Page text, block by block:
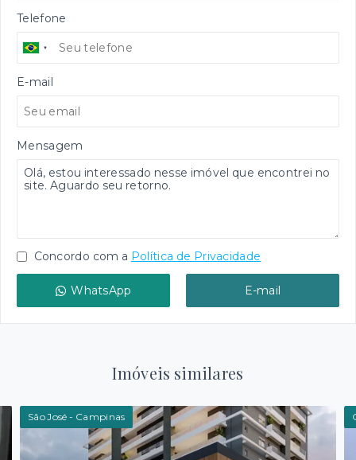
Telefone
E-mail
Mensagem
Concordo com a Política de Privacidade
WhatsApp E-mail
Imóveis similares
São José - Campinas